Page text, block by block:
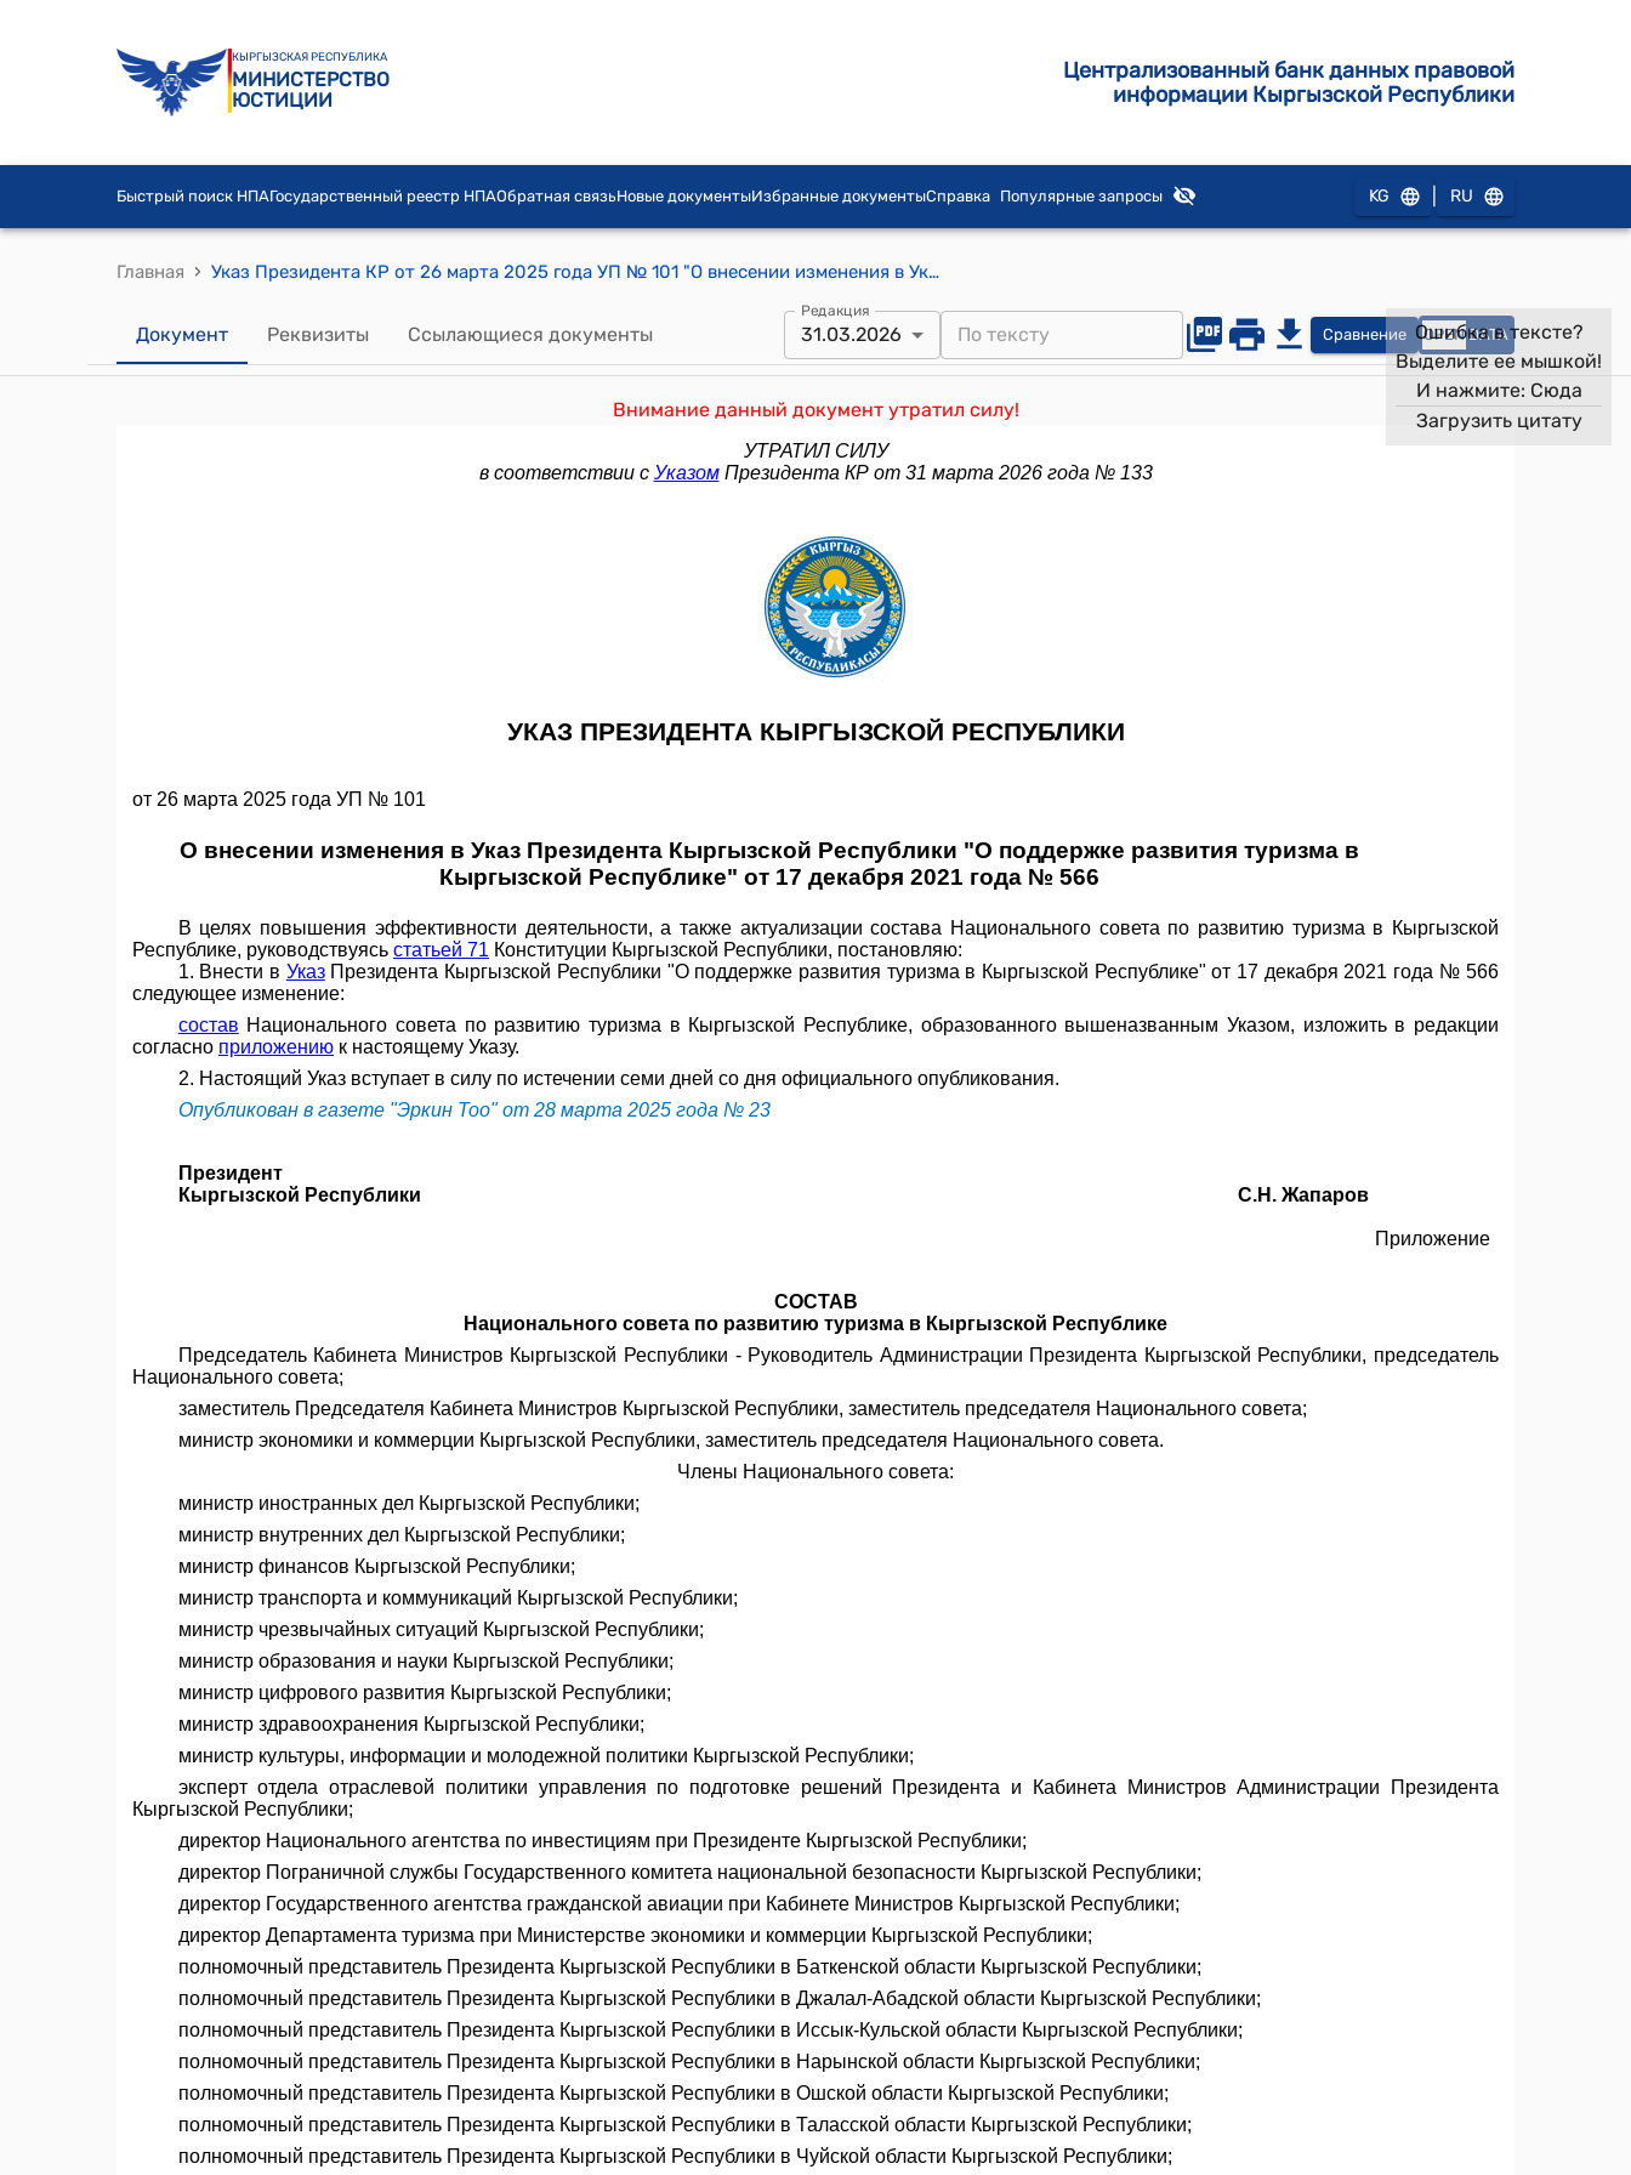
КЫРГЫЗСКАЯ РЕСПУБЛИКА
МИНИСТЕРСТВО
ЮСТИЦИИ
Централизованный банк данных правовой
информации Кыргызской Республики
Быстрый поиск НПАГосударственный реестр НПАОбратная связьНовые документыИзбранные документыСправка Популярные запросы KG RU
Главная › Указ Президента КР от 26 марта 2025 года УП № 101 "О внесении изменения в Указ Президента Кыргызской Республики "О поддержке развития туризма в Кыргызской Республике" от 17 декабря 2021 года № 566"
Документ Реквизиты Ссылающиеся документы
Редакция
31.03.2026 Сравнение OPEN DATA
Внимание данный документ утратил силу!
Ошибка в тексте?
Выделите ее мышкой!
И нажмите: Сюда
Загрузить цитату